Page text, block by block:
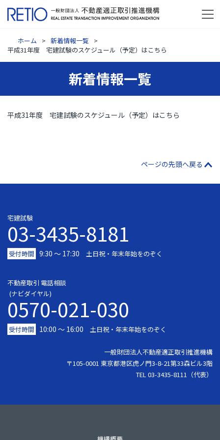
ホーム
新着情報一覧
平成31年度 宅建試験のスケジュール（予定）はこちら
新着情報一覧
平成31年度 宅建試験のスケジュール（予定）はこちら
ページの先頭へ戻る
宅建試験
03-3435-8181
受付時間 9:30 〜 17:30 土日祝・年末年始をのぞく
不動産取引 電話相談
(ナビダイヤル)
0570-021-030
受付時間 10:00 ～ 16:00 土日祝・年末年始をのぞく
一般財団法人不動産適正取引推進機構
〒105-0001 東京都港区虎ノ門3-8-21第33森ビル3階
TEL 03-3435-8111（代表）